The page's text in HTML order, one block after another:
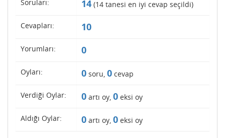
Soruları: 14 (14 tanesi en iyi cevap seçildi)
Cevapları: 10
Yorumları: 0
Oyları: 0 soru, 0 cevap
Verdiği Oylar: 0 artı oy, 0 eksi oy
Aldığı Oylar: 0 artı oy, 0 eksi oy